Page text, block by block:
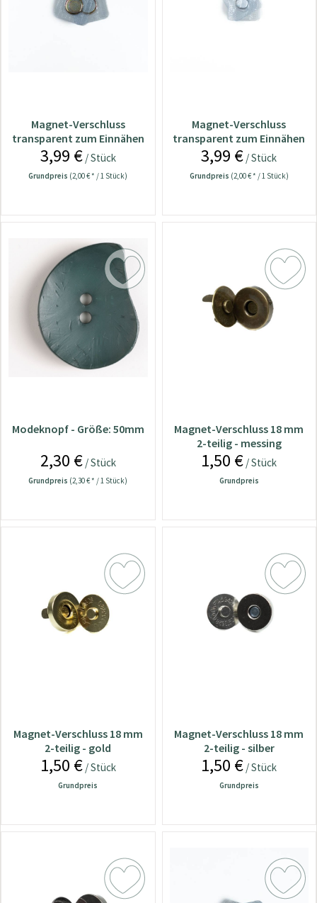
Magnet-Verschluss
transparent zum Einnähen
12mm (2-teilig)
3,99 €/ Stück
Grundpreis (2,00 € * / 1 Stück)
Magnet-Verschluss
transparent zum Einnähen
8mm (2-teilig)
3,99 € / Stück
Grundpreis (2,00 € * / 1 Stück)
Modeknopf - Größe: 50mm
2,30 €/ Stück
Grundpreis (2,30 € * / 1 Stück)
Magnet-Verschluss 18 mm
2-teilig - messing
1,50 € / Stück
Grundpreis
Magnet-Verschluss 18 mm
2-teilig - gold
1,50 €/ Stück
Grundpreis
Magnet-Verschluss 18 mm
2-teilig - silber
1,50 € / Stück
Grundpreis